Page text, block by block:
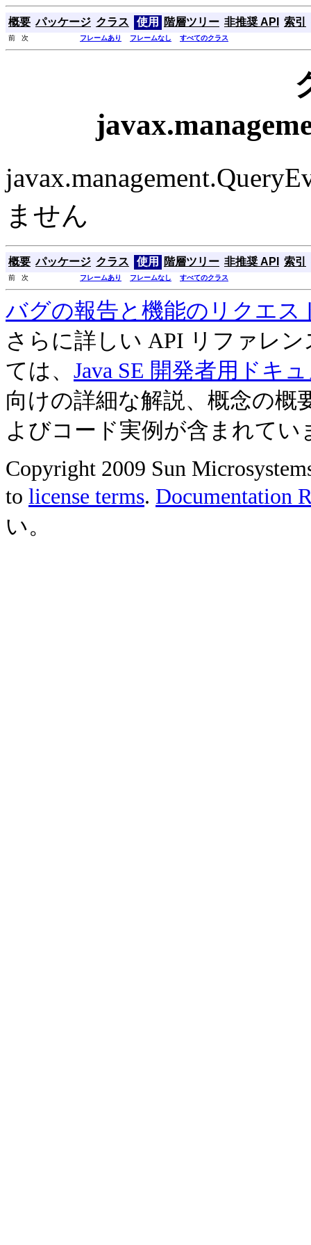
概要 パッケージ クラス 使用 階層ツリー 非推奨 API 索引
前 次 フレームあり フレームなし すべてのクラス
ません
概要 パッケージ クラス 使用 階層ツリー 非推奨 API 索引
前 次 フレームあり フレームなし すべてのクラス
バグの報告と機能のリクエス
さらに詳しい API リファレ
ては、 Java SE 開発者用ドキ
向けの詳細な解説、概念の概
よびコード実例が含まれてい
Copyright 2009 Sun
to license terms. Documentation
い。